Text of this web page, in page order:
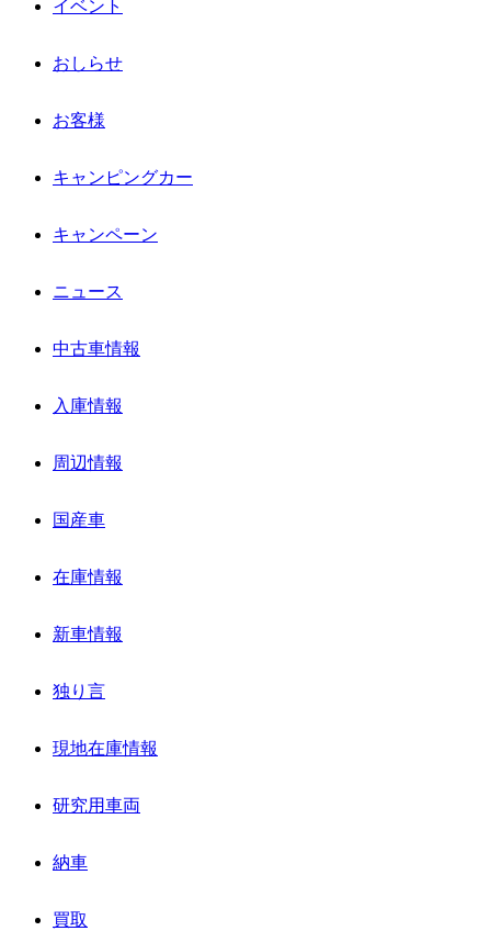
イベント
おしらせ
お客様
キャンピングカー
キャンペーン
ニュース
中古車情報
入庫情報
周辺情報
国産車
在庫情報
新車情報
独り言
現地在庫情報
研究用車両
納車
買取